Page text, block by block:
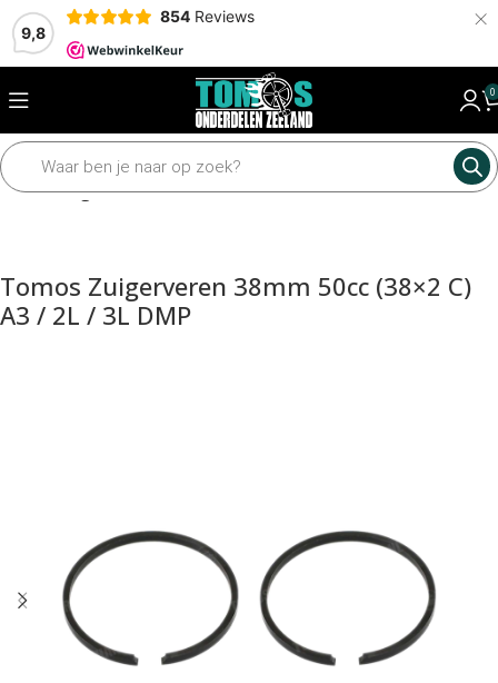
9,8
854 Reviews ×
0
Home Zuigerveren
Tomos Zuigerveren 38mm 50cc (38×2 C)
A3 / 2L / 3L DMP